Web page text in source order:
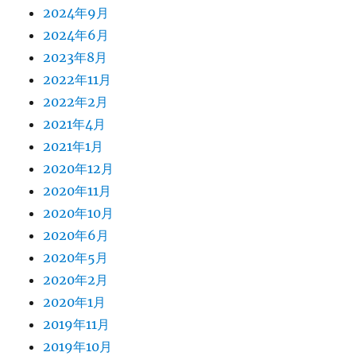
2024年9月
2024年6月
2023年8月
2022年11月
2022年2月
2021年4月
2021年1月
2020年12月
2020年11月
2020年10月
2020年6月
2020年5月
2020年2月
2020年1月
2019年11月
2019年10月